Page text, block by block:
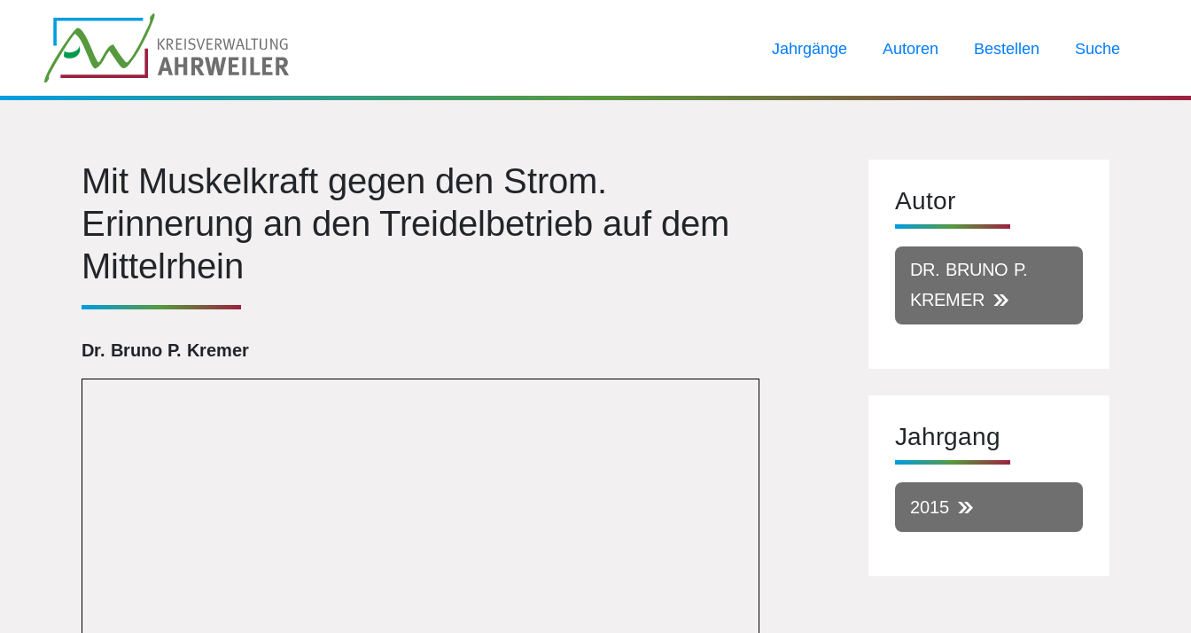
Jahrgänge Autoren Bestellen Suche
Mit Muskelkraft gegen den Strom.
Erinnerung an den Treidelbetrieb auf dem
Mittelrhein
Dr. Bruno P. Kremer
Autor
DR. BRUNO P.
KREMER
Jahrgang
2015